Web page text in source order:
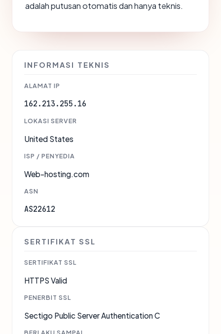
adalah putusan otomatis dan hanya teknis.
INFORMASI TEKNIS
ALAMAT IP
162.213.255.16
LOKASI SERVER
United States
ISP / PENYEDIA
Web-hosting.com
ASN
AS22612
SERTIFIKAT SSL
SERTIFIKAT SSL
HTTPS Valid
PENERBIT SSL
Sectigo Public Server Authentication C